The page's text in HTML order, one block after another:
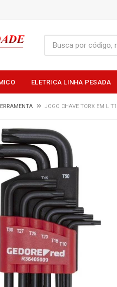
ELETRICA LINHA PESADA
JOGO CHAVE TORX EM L